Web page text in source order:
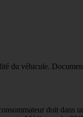
du véhicule.
doit dans